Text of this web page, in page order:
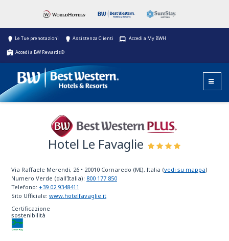
Le Tue prenotazioni Assistenza Clienti Accedi a My BWH
Accedi a BW Rewards®
Best Western Plus
Hotel Le Favaglie
Via Raffaele Merendi, 26 • 20010 Cornaredo (MI), Italia (vedi su mappa)
Numero Verde (dall'Italia): 800 177 850
Telefono: +39 02 9348411
Sito Ufficiale: www.hotelfavaglie.it
Certificazione
sostenibilità